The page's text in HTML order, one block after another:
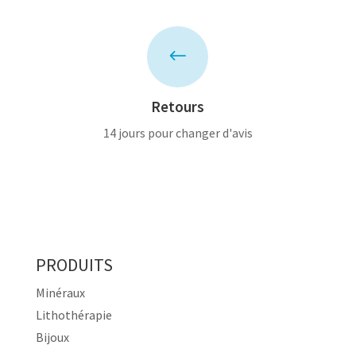
#
Retours
14 jours pour changer d'avis
PRODUITS
Minéraux
Lithothérapie
Bijoux